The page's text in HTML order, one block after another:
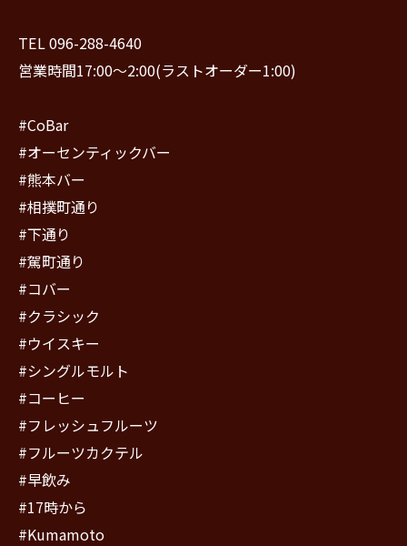
TEL 096-288-4640
営業時間17:00〜2:00(ラストオーダー1:00)
#CoBar
#オーセンティックバー
#熊本バー
#相撲町通り
#下通り
#駕町通り
#コバー
#クラシック
#ウイスキー
#シングルモルト
#コーヒー
#フレッシュフルーツ
#フルーツカクテル
#早飲み
#17時から
#Kumamoto